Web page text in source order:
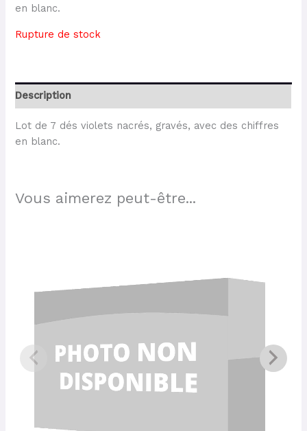
en blanc.
Rupture de stock
Description
Lot de 7 dés violets nacrés, gravés, avec des chiffres
en blanc.
Vous aimerez peut-être...